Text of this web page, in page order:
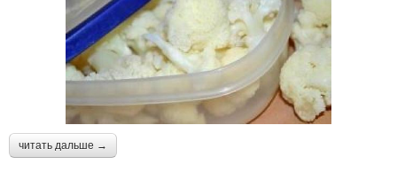
читать дальше →